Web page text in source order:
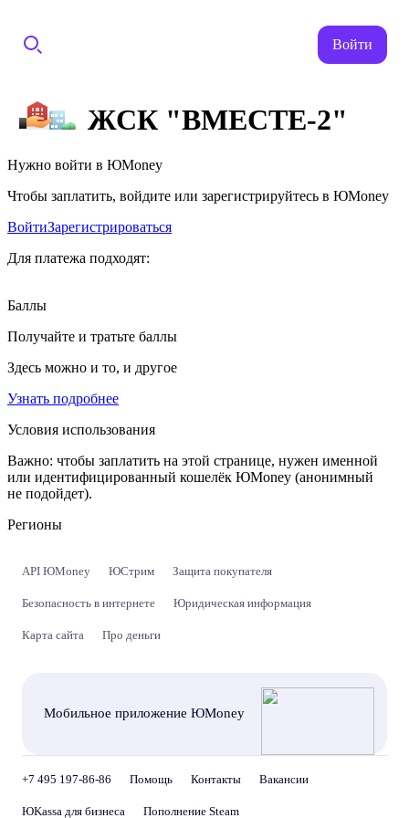
Войти
ЖСК "ВМЕСТЕ-2"
Нужно войти в ЮMoney
Чтобы заплатить, войдите или зарегистрируйтесь в ЮMoney
ВойтиЗарегистрироваться
Для платежа подходят:
Баллы
Получайте и тратьте баллы
Здесь можно и то, и другое
Узнать подробнее
Условия использования
Важно: чтобы заплатить на этой странице, нужен именной
или идентифицированный кошелёк ЮMoney (анонимный
не подойдет).
Регионы
API ЮMoney ЮСтрим Защита покупателя
Безопасность в интернете Юридическая информация
Карта сайта Про деньги
Мобильное приложение ЮMoney
+7 495 197-86-86 Помощь Контакты Вакансии
ЮKassa для бизнеса Пополнение Steam